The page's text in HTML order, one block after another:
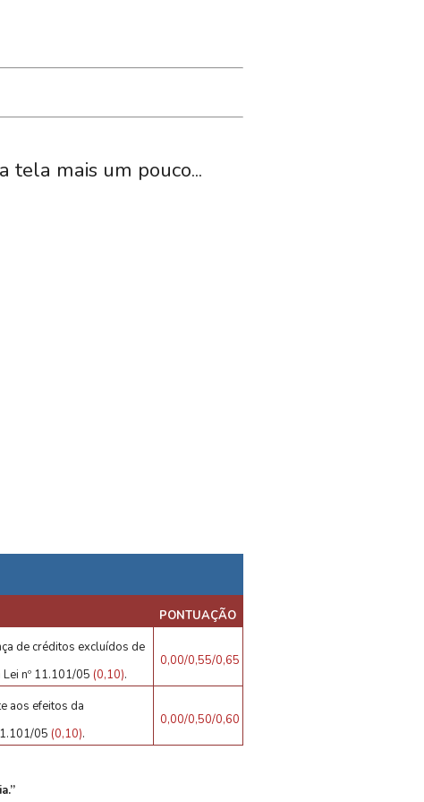
tela mais um pouco...
PONTUAÇÃO
de créditos excluídos de
nº 11.101/05 (0,10).
0,00/0,55/0,65
aos efeitos da
05(0,10).
0,00/0,50/0,60